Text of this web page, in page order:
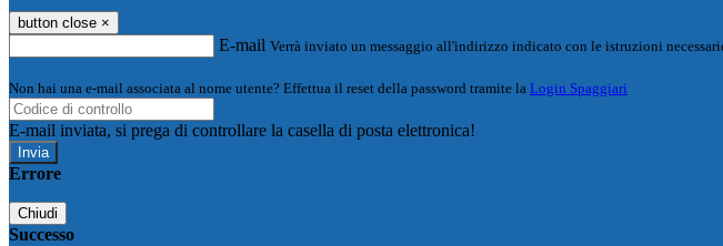
button close ×
E-mail Verrà inviato un messaggio all'indirizzo indicato con le istruzioni
Non hai una e-mail associata al nome utente? Effettua il reset della password tramite la Login Spaggiari
E-mail inviata, si prega di controllare la casella di posta elettronica!
Errore
Chiudi
Successo